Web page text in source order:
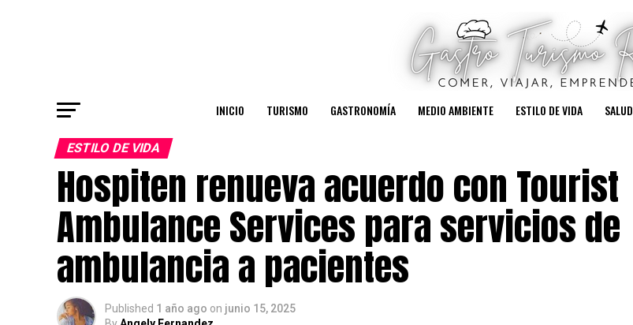
INICIO TURISMO GASTRONOMÍA MEDIO AMBIENTE ESTILO DE VIDA SALUD
ESTILO DE VIDA
Hospiten renueva acuerdo con Tourist
Ambulance Services para servicios de
ambulancia a pacientes
Published 1 año ago on junio 15, 2025